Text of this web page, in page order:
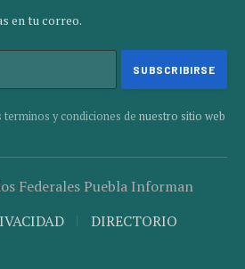
en tu correo.
y condiciones de nuestro sitio web
Federales Puebla Informan
DIRECTORIO